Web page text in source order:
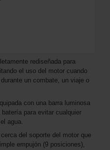
rediseñada para
el uso del motor cuando
un combate, un viaje o
con una barra luminosa
para evitar cualquier
agua.
del soporte del motor que
empujón (9 posiciones),